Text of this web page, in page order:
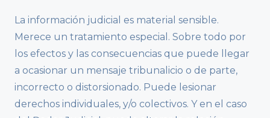
La información judicial es material sensible.
Merece un tratamiento especial. Sobre todo por
los efectos y las consecuencias que puede llegar
a ocasionar un mensaje tribunalicio o de parte,
incorrecto o distorsionado. Puede lesionar
derechos individuales, y/o colectivos. Y en el caso